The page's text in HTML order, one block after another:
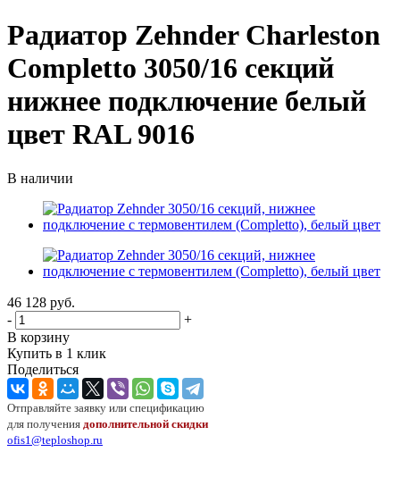
Радиатор Zehnder Charleston
Completto 3050/16 секций
нижнее подключение белый
цвет RAL 9016
В наличии
46 128 руб.
-
+
В корзину
Купить в 1 клик
Поделиться
Отправляйте заявку или спецификацию
для получения дополнительной скидки
ofis1@teploshop.ru